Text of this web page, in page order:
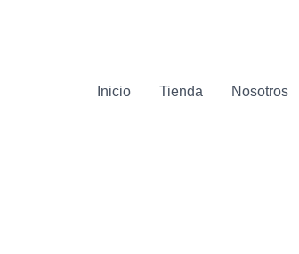
Inicio Tienda Nosotros